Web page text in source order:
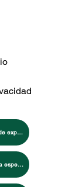
Haga clic aquí para ver la tienda Suidobashi 1F (sala de exposición de máquinas de entrenamiento)
Haga clic aquí para ver la tienda Suidobashi 2F (tienda especializada en artes marciales/entrenamiento)